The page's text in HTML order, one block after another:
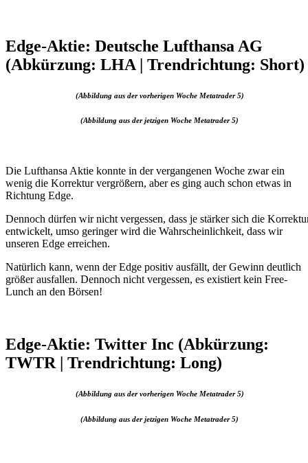
Edge-Aktie: Deutsche Lufthansa AG
(Abkürzung: LHA | Trendrichtung: Short)
(Abbildung aus der vorherigen Woche Metatrader 5)
(Abbildung aus der jetzigen Woche Metatrader 5)
Die Lufthansa Aktie konnte in der vergangenen Woche zwar ein
wenig die Korrektur vergrößern, aber es ging auch schon etwas in
Richtung Edge.
Dennoch dürfen wir nicht vergessen, dass je stärker sich die
entwickelt, umso geringer wird die Wahrscheinlichkeit, dass wir
unseren Edge erreichen.
Natürlich kann, wenn der Edge positiv ausfällt, der Gewinn deutlich
größer ausfallen. Dennoch nicht vergessen, es existiert kein Free-
Lunch an den Börsen!
Edge-Aktie: Twitter Inc (Abkürzung:
TWTR | Trendrichtung: Long)
(Abbildung aus der vorherigen Woche Metatrader 5)
(Abbildung aus der jetzigen Woche Metatrader 5)